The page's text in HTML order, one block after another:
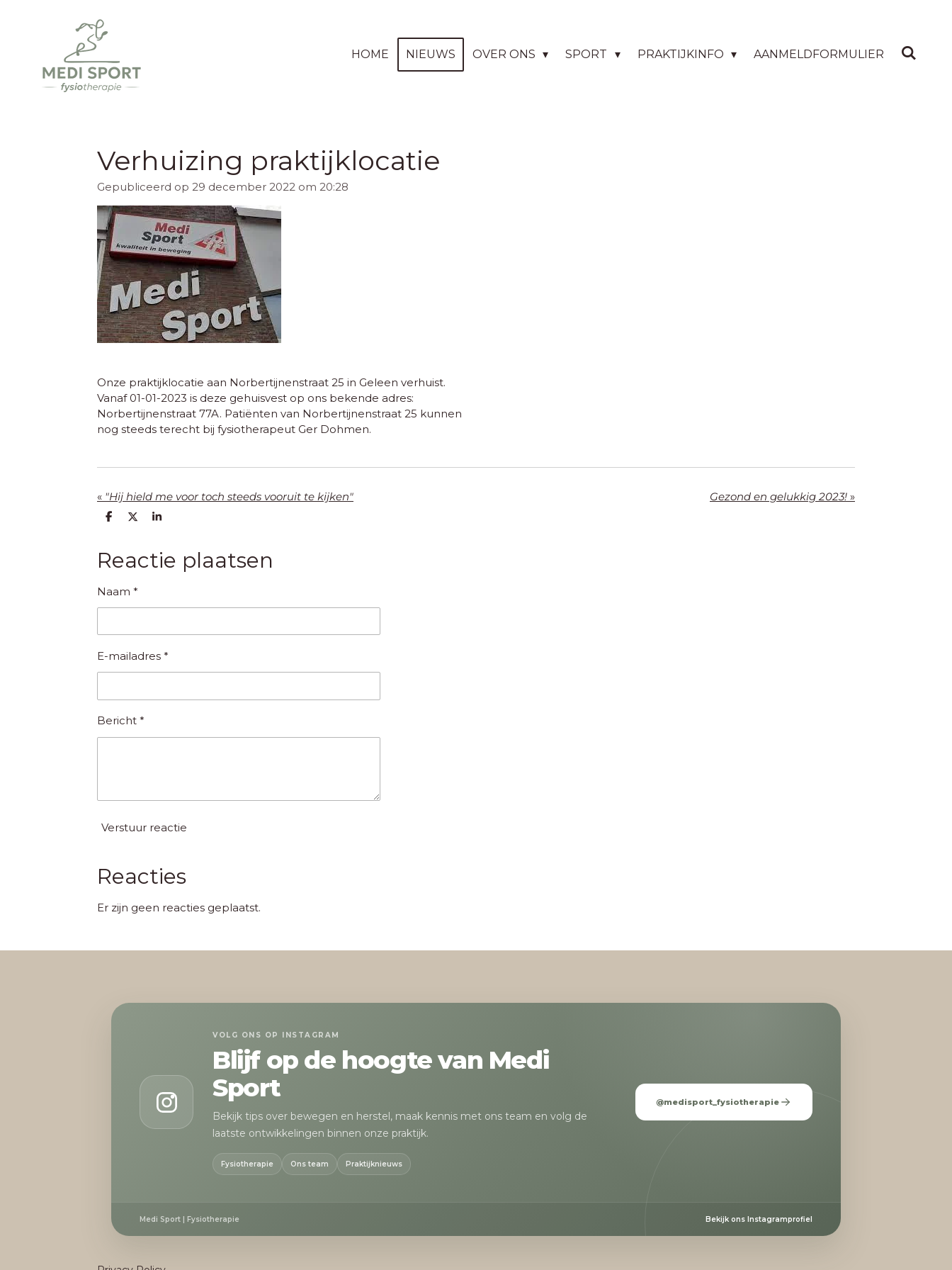
hoofdinhoud
HOME NIEUWS OVER ONS SPORT PRAKTIJKINFO AANMELDFORMULIER
Verhuizing praktijklocatie
Gepubliceerd op 29 december 2022 om 20:28
Onze praktijklocatie aan Norbertijnenstraat 25 in Geleen verhuist.
Vanaf 01-01-2023 is deze gehuisvest op ons bekende adres:
Norbertijnenstraat 77A. Patiënten van Norbertijnenstraat 25 kunnen
nog steeds terecht bij fysiotherapeut Ger Dohmen.
« "Hij hield me voor toch steeds vooruit te kijken" Gezond en gelukkig 2023! »
D
e
n
D
S
Reactie plaatsen
Naam *
E-mailadres *
Bericht *
Verstuur reactie
Reacties
Er zijn geen reacties geplaatst.
VOLG ONS OP INSTAGRAM
Blijf op de hoogte van Medi
Sport
Bekijk tips over bewegen en herstel, maak kennis met ons team en volg de
laatste ontwikkelingen binnen onze praktijk.
Fysiotherapie Ons team Praktijknieuws
@medisport_fysiotherapie
Medi Sport | Fysiotherapie Bekijk ons Instagramprofiel